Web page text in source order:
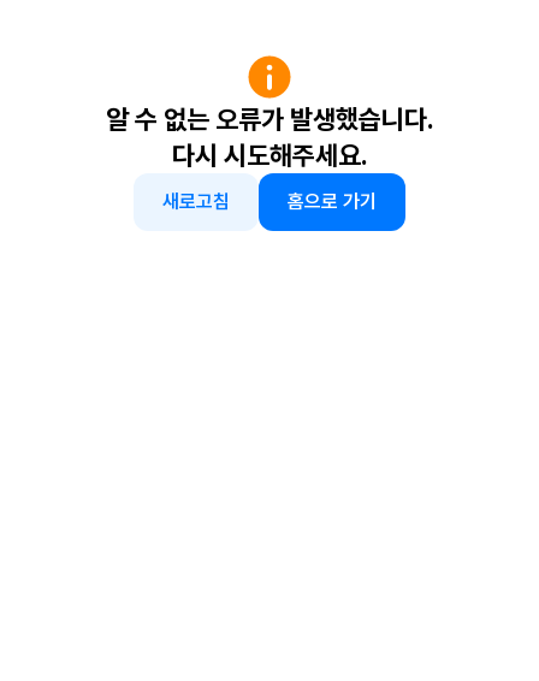
알 수 없는 오류가 발생했습니다.
다시 시도해주세요.
새로고침 홈으로 가기